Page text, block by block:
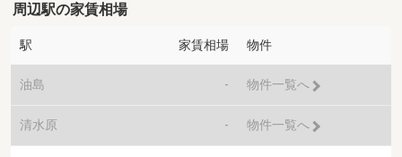
周辺駅の家賃相場
駅 家賃相場 物件
油島 - 物件一覧へ
清水原 - 物件一覧へ